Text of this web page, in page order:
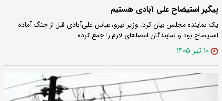
پیگیر استیضاح علی آبادی هستیم
یک نماینده مجلس بیان کرد: وزیر نیرو، عباس علی‌آبادی قبل از جنگ آماده
استیضاح بود و نمایندگان امضاهای لازم را جمع کرده…
۱۰ تیر ۱۴۰۵